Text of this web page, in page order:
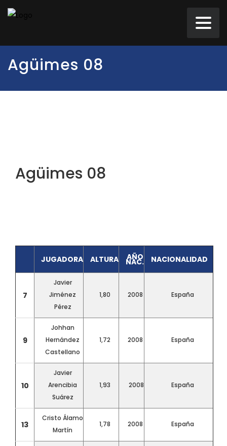
Agüimes 08
Agüimes 08
JUGADORA ALTURA AÑO
NAC. NACIONALIDAD
7
Javier
Jiménez
Pérez
1,80 2008 España
9
Johhan
Hernández
Castellano
1,72 2008 España
10
Javier
Arencibia
Suárez
1,93 2008 España
13
Cristo Álamo
Martín
1,78 2008 España